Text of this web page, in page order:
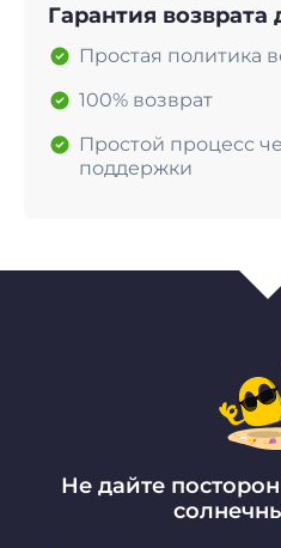
Гарантия возврата
Простая политика
100% возврат
Простой процесс
поддержки
Не дайте